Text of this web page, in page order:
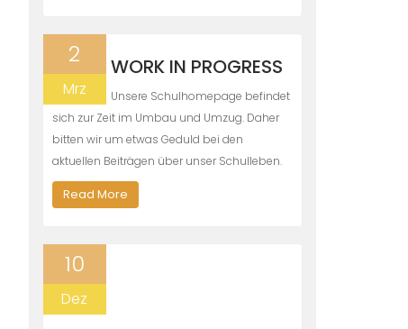
2
Mrz
WORK IN PROGRESS
Unsere Schulhomepage befindet
sich zur Zeit im Umbau und Umzug. Daher
bitten wir um etwas Geduld bei den
aktuellen Beiträgen über unser Schulleben.
Read More
10
Dez